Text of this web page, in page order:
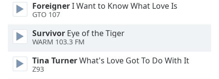
Fullscreen
This
window.
ForeignerI Want to Know What Love Is
GTO 107
Survivor Eye of the Tiger
WARM 103.3 FM
Tina TurnerWhat's Love Got To Do With It
Z93